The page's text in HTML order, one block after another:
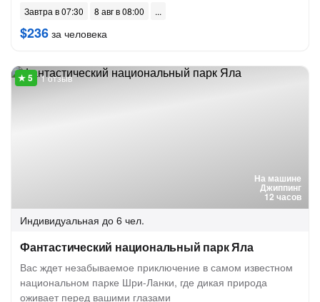
Завтра в 07:30 8 авг в 08:00
$236 за человека
На машине
Джиппинг
12 часов
1 отзыв
Индивидуальная до 6 чел.
Фантастический национальный парк Яла
Вас ждет незабываемое приключение в самом известном
национальном парке Шри-Ланки, где дикая природа
оживает перед вашими глазами